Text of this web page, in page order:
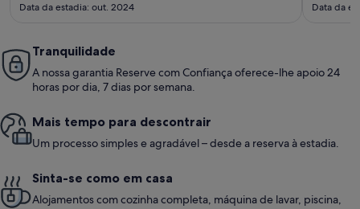
Data da estadia: out. 2024 Data da
Tranquilidade
A nossa garantia Reserve com Confiança oferece-lhe apoio 24
horas por dia, 7 dias por semana.
Mais tempo para descontrair
Um processo simples e agradável – desde a reserva à estadia.
Sinta-se como em casa
Alojamentos com cozinha completa, máquina de lavar, piscina,